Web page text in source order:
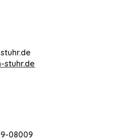
stuhr.de
08009